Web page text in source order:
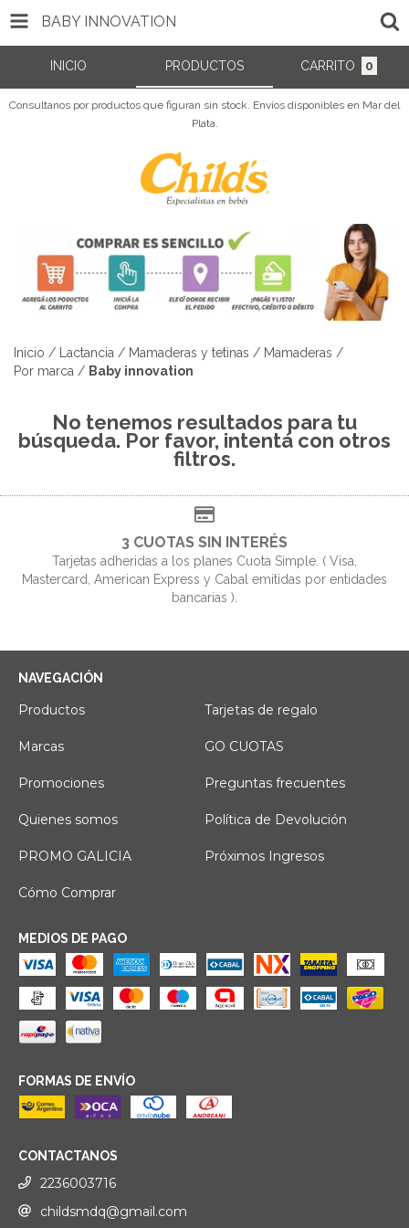
BABY INNOVATION
INICIO PRODUCTOS CARRITO 0
Consultanos por productos que figuran sin stock. Envíos disponibles en Mar del
Plata.
Inicio / Lactancia / Mamaderas y tetinas / Mamaderas /
Por marca / Baby innovation
No tenemos resultados para tu
búsqueda. Por favor, intentá con otros
filtros.
3 CUOTAS SIN INTERÉS
Tarjetas adheridas a los planes Cuota Simple. ( Visa,
Mastercard, American Express y Cabal emitidas por entidades
bancarias ).
NAVEGACIÓN
Productos Tarjetas de regalo
Marcas GO CUOTAS
Promociones Preguntas frecuentes
Quienes somos Política de Devolución
PROMO GALICIA Próximos Ingresos
Cómo Comprar
MEDIOS DE PAGO
FORMAS DE ENVÍO
CONTACTANOS
2236003716
childsmdq@gmail.com